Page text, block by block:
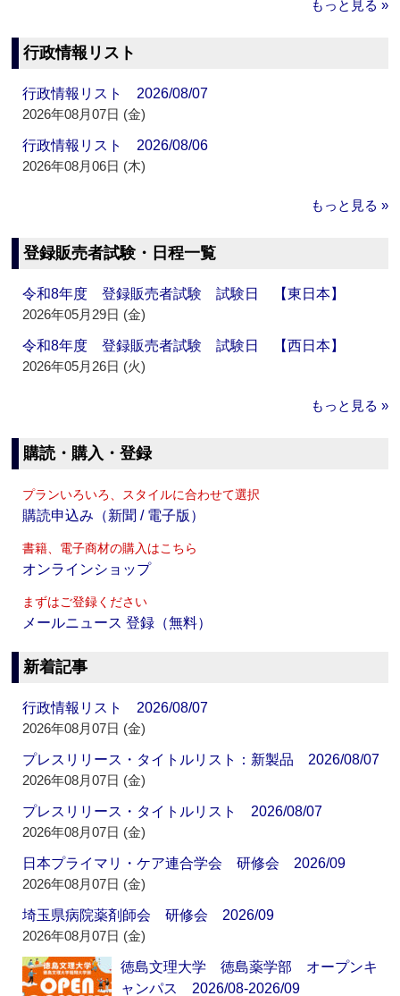
もっと見る »
行政情報リスト
行政情報リスト 2026/08/07
2026年08月07日 (金)
行政情報リスト 2026/08/06
2026年08月06日 (木)
もっと見る »
登録販売者試験・日程一覧
令和8年度 登録販売者試験 試験日 【東日本】
2026年05月29日 (金)
令和8年度 登録販売者試験 試験日 【西日本】
2026年05月26日 (火)
もっと見る »
購読・購入・登録
プランいろいろ、スタイルに合わせて選択
購読申込み（新聞 / 電子版）
書籍、電子商材の購入はこちら
オンラインショップ
まずはご登録ください
メールニュース 登録（無料）
新着記事
行政情報リスト 2026/08/07
2026年08月07日 (金)
プレスリリース・タイトルリスト：新製品 2026/08/07
2026年08月07日 (金)
プレスリリース・タイトルリスト 2026/08/07
2026年08月07日 (金)
日本プライマリ・ケア連合学会 研修会 2026/09
2026年08月07日 (金)
埼玉県病院薬剤師会 研修会 2026/09
2026年08月07日 (金)
徳島文理大学 徳島薬学部 オープンキ
ャンパス 2026/08-2026/09